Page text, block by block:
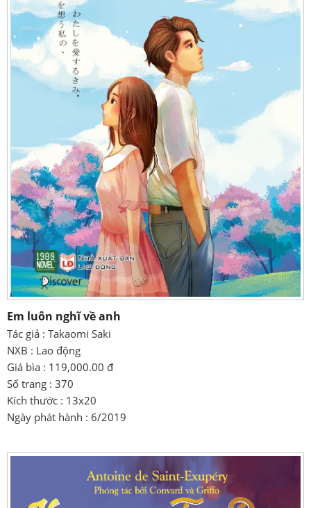
Em luôn nghĩ về anh
Tác giả : Takaomi Saki
NXB : Lao động
Giá bìa : 119,000.00 đ
Số trang : 370
Kích thước : 13x20
Ngày phát hành : 6/2019